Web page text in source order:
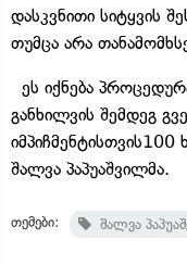
დასკვნითი სიტყვის
თუმცა არა
ეს იქნება
განხილვის შემდეგ
იმპიჩმენტისთვის100
შალვა პაპუაშვილმა.
თემები: შალვა